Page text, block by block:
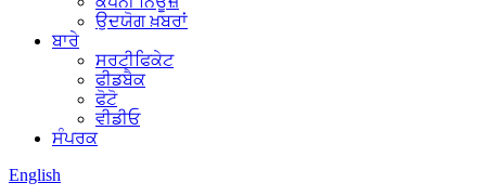
ਉਦਯੋਗ ਖ਼ਬਰਾਂ
ਬਾਰੇ
ਸਰਟੀਫਿਕੇਟ
ਫੀਡਬੈਕ
ਫੋਟੋ
ਵੀਡੀਓ
ਸੰਪਰਕ
English